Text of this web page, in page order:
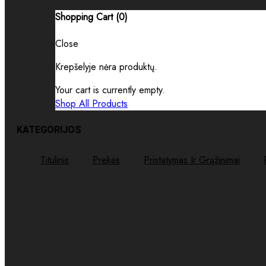
Shopping Cart (0)
Close
Krepšelyje nėra produktų.
Your cart is currently empty.
Shop All Products
KATEGORIJOS
Titulinis Prekės Pristatymas Ir Grąžinimai